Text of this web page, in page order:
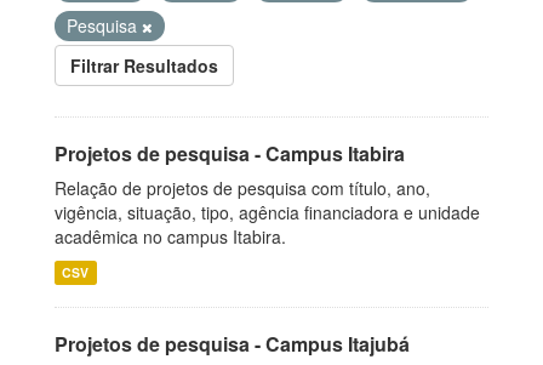
Pesquisa
Filtrar Resultados
Projetos de pesquisa - Campus Itabira
Relação de projetos de pesquisa com título, ano,
vigência, situação, tipo, agência financiadora e unidade
acadêmica no campus Itabira.
CSV
Projetos de pesquisa - Campus Itajubá